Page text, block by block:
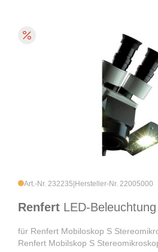
Art.-Nr. 232235 Hersteller-Nr. 22005000
Renfert LED-Beleuchtung
für Renfert Mobiloskop S
Renfert Mobilskop S